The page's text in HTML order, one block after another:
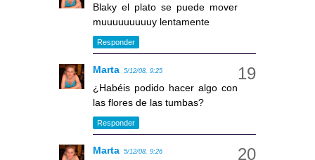
Blaky el plato se puede mover
muuuuuuuuuy lentamente
Responder
Marta 5/12/08, 9:25
¿Habéis podido hacer algo con
las flores de las tumbas?
Responder
Marta 5/12/08, 9:26